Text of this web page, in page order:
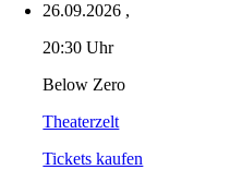
26.09.2026 ,
20:30 Uhr
Below Zero
Theaterzelt
Tickets kaufen